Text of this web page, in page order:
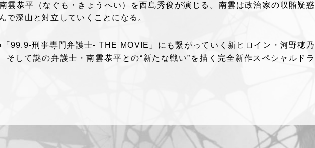
雲恭平（なぐも・きょうへい）を西島秀俊が演じる。南雲は政治家の収賄疑惑
で深山と対立していくことになる。
99.9-刑事専門弁護士- THE MOVIE」にも繋がっていく新ヒロイン・河野穂乃
そして謎の弁護士・南雲恭平との“新たな戦い”を描く完全新作スペシャルドラ